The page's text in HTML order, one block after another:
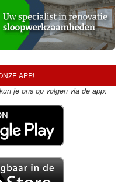
APP!
je ons op volgen via de app: